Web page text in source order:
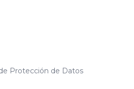
Protección de Datos